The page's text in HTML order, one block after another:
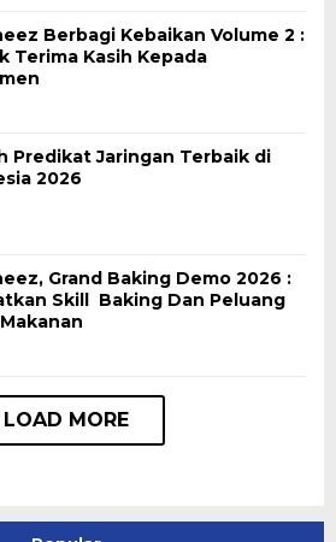
Berbagi Kebaikan Volume 2 :
Terima Kasih Kepada
Predikat Jaringan Terbaik di
2026
Grand Baking Demo 2026 :
Skill Baking Dan Peluang